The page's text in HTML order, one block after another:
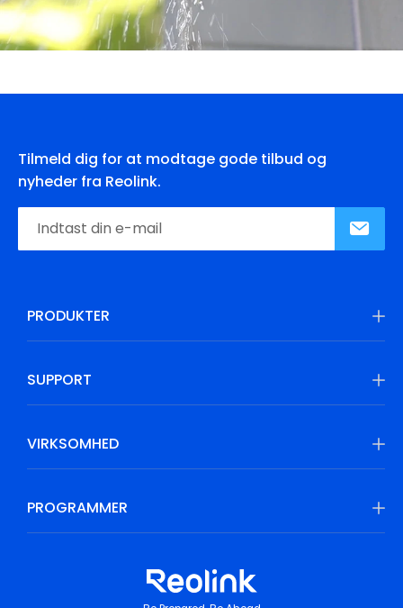
Tilmeld dig for at modtage gode tilbud og
nyheder fra Reolink.
PRODUKTER
SUPPORT
VIRKSOMHED
PROGRAMMER